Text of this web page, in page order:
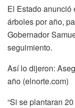
El Estado anunció
árboles por año,
Gobernador
seguimiento.
Así lo dijeron:
año (elnorte.com)
“Si se plantaran